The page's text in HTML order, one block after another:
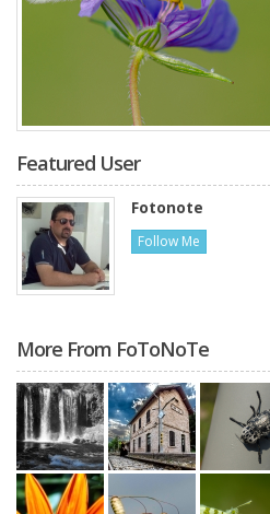
Featured User
Fotonote
Follow Me
More From FoToNoTe